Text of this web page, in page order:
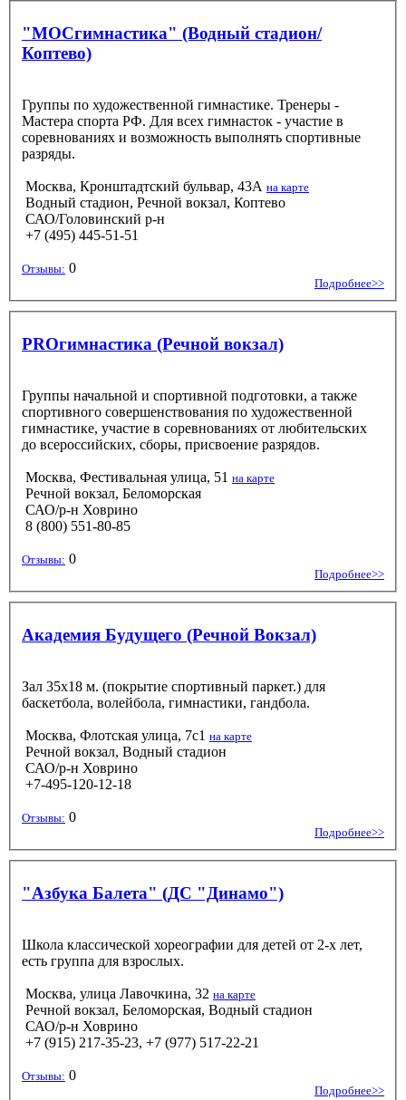
"МОСгимнастика" (Водный стадион/
Коптево)
Группы по художественной гимнастике. Тренеры -
Мастера спорта РФ. Для всех гимнасток - участие в
соревнованиях и возможность выполнять спортивные
разряды.
Москва, Кронштадтский бульвар, 43А на карте
Водный стадион, Речной вокзал, Коптево
САО/Головинский р-н
+7 (495) 445-51-51
Отзывы: 0
Подробнее>>
PROгимнастика (Речной вокзал)
Группы начальной и спортивной подготовки, а также
спортивного совершенствования по художественной
гимнастике, участие в соревнованиях от любительских
до всероссийских, сборы, присвоение разрядов.
Москва, Фестивальная улица, 51 на карте
Речной вокзал, Беломорская
САО/р-н Ховрино
8 (800) 551-80-85
Отзывы: 0
Подробнее>>
Академия Будущего (Речной Вокзал)
Зал 35х18 м. (покрытие спортивный паркет.) для
баскетбола, волейбола, гимнастики, гандбола.
Москва, Флотская улица, 7с1 на карте
Речной вокзал, Водный стадион
САО/р-н Ховрино
+7-495-120-12-18
Отзывы: 0
Подробнее>>
"Азбука Балета" (ДС "Динамо")
Школа классической хореографии для детей от 2-х лет,
есть группа для взрослых.
Москва, улица Лавочкина, 32 на карте
Речной вокзал, Беломорская, Водный стадион
САО/р-н Ховрино
+7 (915) 217-35-23, +7 (977) 517-22-21
Отзывы: 0
Подробнее>>